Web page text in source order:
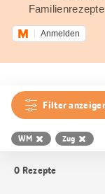
Anmelden
Filter
WM Zug
0 Rezepte